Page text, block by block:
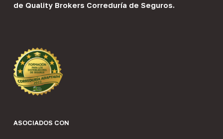
de Quality Brokers Correduría de Seguros.
ASOCIADOS CON